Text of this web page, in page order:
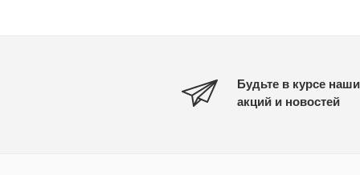
Будьте в курсе
акций и новостей